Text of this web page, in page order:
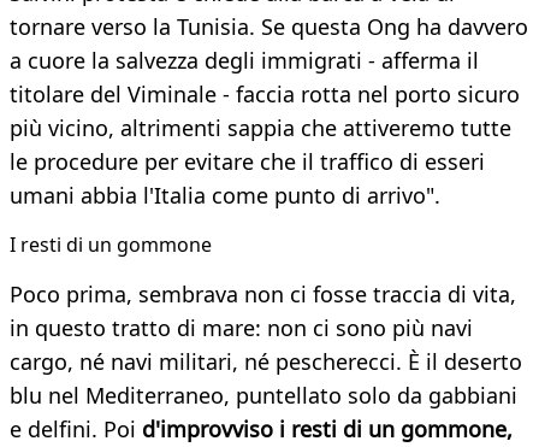
tornare verso la Tunisia. Se questa Ong ha davvero
a cuore la salvezza degli immigrati - afferma il
titolare del Viminale - faccia rotta nel porto sicuro
più vicino, altrimenti sappia che attiveremo tutte
le procedure per evitare che il traffico di esseri
umani abbia l'Italia come punto di arrivo".
I resti di un gommone
Poco prima, sembrava non ci fosse traccia di vita,
in questo tratto di mare: non ci sono più navi
cargo, né navi militari, né pescherecci. È il deserto
blu nel Mediterraneo, puntellato solo da gabbiani
e delfini. Poi d'improvviso i resti di un gommone,